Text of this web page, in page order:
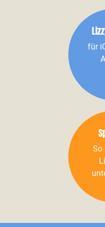
für
So